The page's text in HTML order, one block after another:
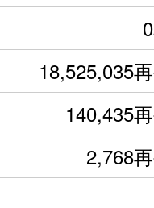
18,525,035
140,435
2,768